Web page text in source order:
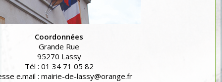
Coordonnées
Grande Rue
95270 Lassy
Tél : 01 34 71 05 82
e.mail : mairie-de-lassy@orange.fr